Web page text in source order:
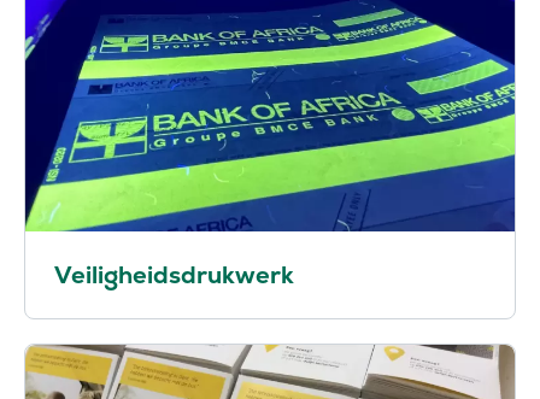
Veiligheidsdrukwerk